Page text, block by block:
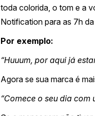
toda colorida, o tom e a
Notification para as 7h
Por exemplo:
“Huuum, por aqui já
Agora se sua marca é
“Comece o seu dia